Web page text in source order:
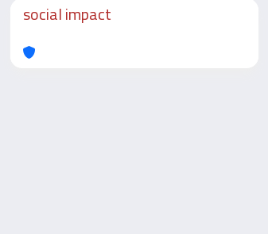
social impact